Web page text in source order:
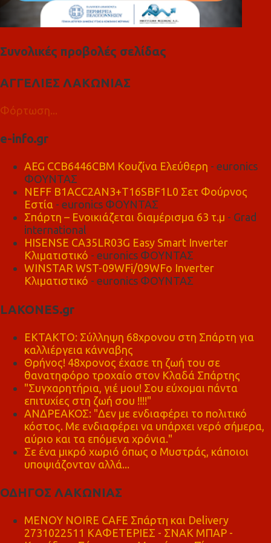
Συνολικές προβολές σελίδας
ΑΓΓΕΛΙΕΣ ΛΑΚΩΝΙΑΣ
Φόρτωση...
e-info.gr
AEG CCB6446CBM Κουζίνα Ελεύθερη - euronics
ΦΟΥΝΤΑΣ
NEFF B1ACC2AN3+T16SBF1L0 Σετ Φούρνος
Εστία - euronics ΦΟΥΝΤΑΣ
Σπάρτη – Ενοικιάζεται διαμέρισμα 63 τ.μ - Grad
international
HISENSE CA35LR03G Easy Smart Inverter
Κλιματιστικό - euronics ΦΟΥΝΤΑΣ
WINSTAR WST-09WFi/09WFo Inverter
Κλιματιστικό - euronics ΦΟΥΝΤΑΣ
LAKONES.gr
ΕΚΤΑΚΤΟ: Σύλληψη 68χρονου στη Σπάρτη για
καλλιέργεια κάνναβης
Θρήνος! 48χρονος έχασε τη ζωή του σε
θανατηφόρο τροχαίο στον Κλαδά Σπάρτης
"Συγχαρητήρια, γιέ μου! Σου εύχομαι πάντα
επιτυχίες στη ζωή σου !!!!"
ΑΝΔΡΕΑΚΟΣ: "Δεν με ενδιαφέρει το πολιτικό
κόστος. Με ενδιαφέρει να υπάρχει νερό σήμερα,
αύριο και τα επόμενα χρόνια."
Σε ένα μικρό χωριό όπως ο Μυστράς, κάποιοι
υποψιάζονταν αλλά...
ΟΔΗΓΟΣ ΛΑΚΩΝΙΑΣ
MENOY NOIRE CAFE Σπάρτη και Delivery
2731022511 ΚΑΦΕΤΕΡΙΕΣ - ΣΝΑΚ ΜΠΑΡ -